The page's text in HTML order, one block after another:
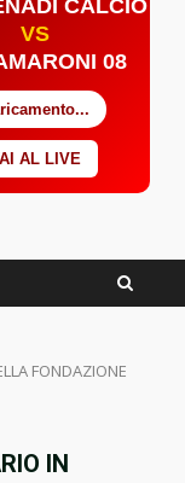
CALCIO
VS
08
AL LIVE
FONDAZIONE
IN